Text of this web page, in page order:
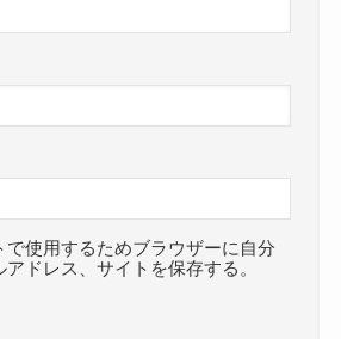
で使用するためブラウザーに自分
ドレス、サイトを保存する。